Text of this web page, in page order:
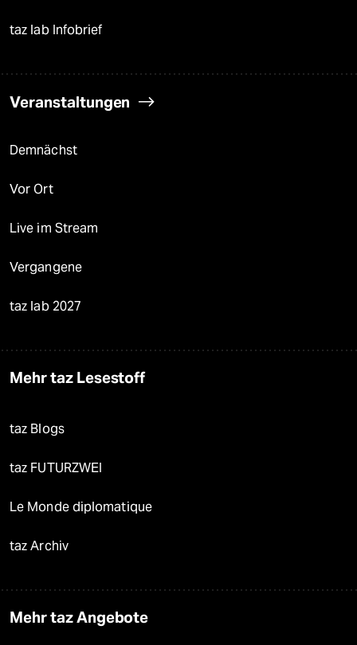
taz lab Infobrief
Veranstaltungen
Demnächst
Vor Ort
Live im Stream
Vergangene
taz lab 2027
Mehr taz Lesestoff
taz Blogs
taz FUTURZWEI
Le Monde diplomatique
taz Archiv
Mehr taz Angebote